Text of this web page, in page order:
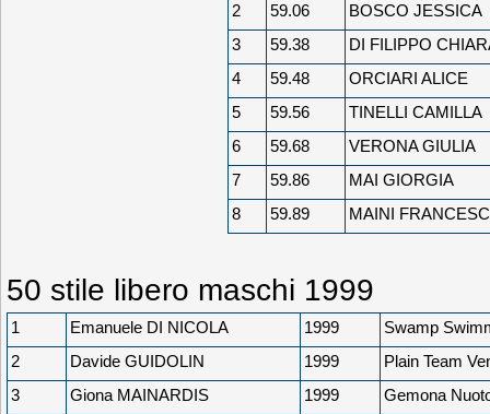
2
59.06
BOSCO JESSICA
3
59.38
DI FILIPPO
4
59.48
ORCIARI ALICE
5
59.56
TINELLI CAMILLA
6
59.68
VERONA GIULIA
7
59.86
MAI GIORGIA
8
59.89 MAINI
50 stile libero maschi 1999
1 Emanuele DI NICOLA 1999
Swamp
2
Davide GUIDOLIN 1999
Plain Team
3
Giona MAINARDIS 1999 Gemona